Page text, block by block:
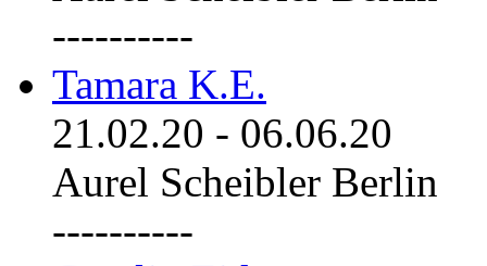
----------
Tamara K.E.
21.02.20 - 06.06.20
Aurel Scheibler Berlin
----------